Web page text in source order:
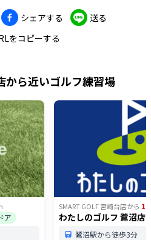
シェアする
送る
をコピーする
から近いゴルフ練習場
ア
SMART GOLF 宮崎台店から
わたしのゴルフ 鷺沼店
鷺沼駅から徒歩3分